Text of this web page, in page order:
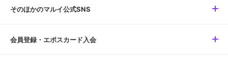
そのほかのマルイ公式SNS
会員登録・エポスカード入会